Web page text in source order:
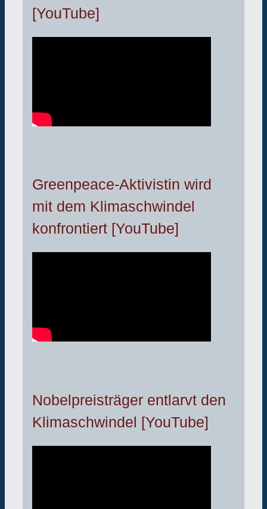
[YouTube]
Greenpeace-Aktivistin wird
mit dem Klimaschwindel
konfrontiert [YouTube]
Nobelpreisträger entlarvt den
Klimaschwindel [YouTube]